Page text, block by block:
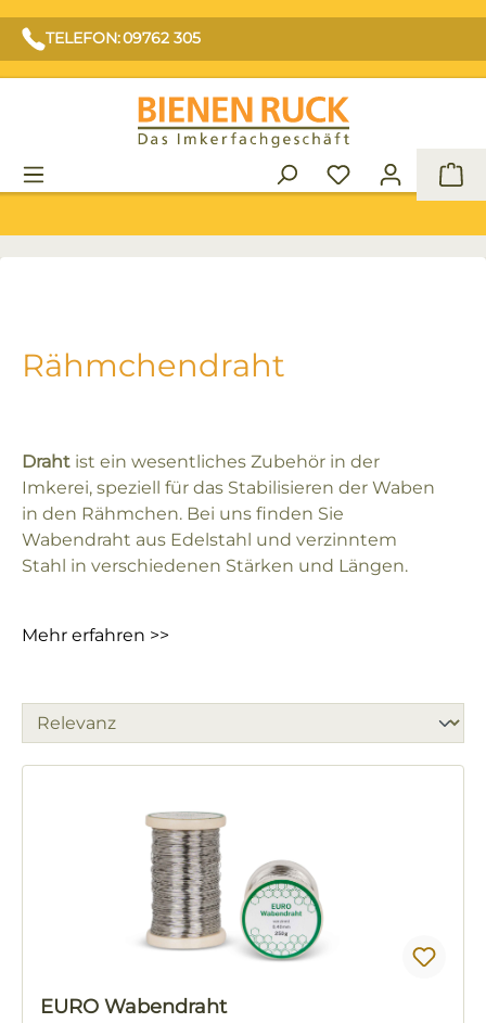
TELEFON: 09762 305
Rähmchendraht
Draht ist ein wesentliches Zubehör in der
Imkerei, speziell für das Stabilisieren der Waben
in den Rähmchen. Bei uns finden Sie
Wabendraht aus Edelstahl und verzinntem
Stahl in verschiedenen Stärken und Längen.
Mehr erfahren >>
EURO Wabendraht